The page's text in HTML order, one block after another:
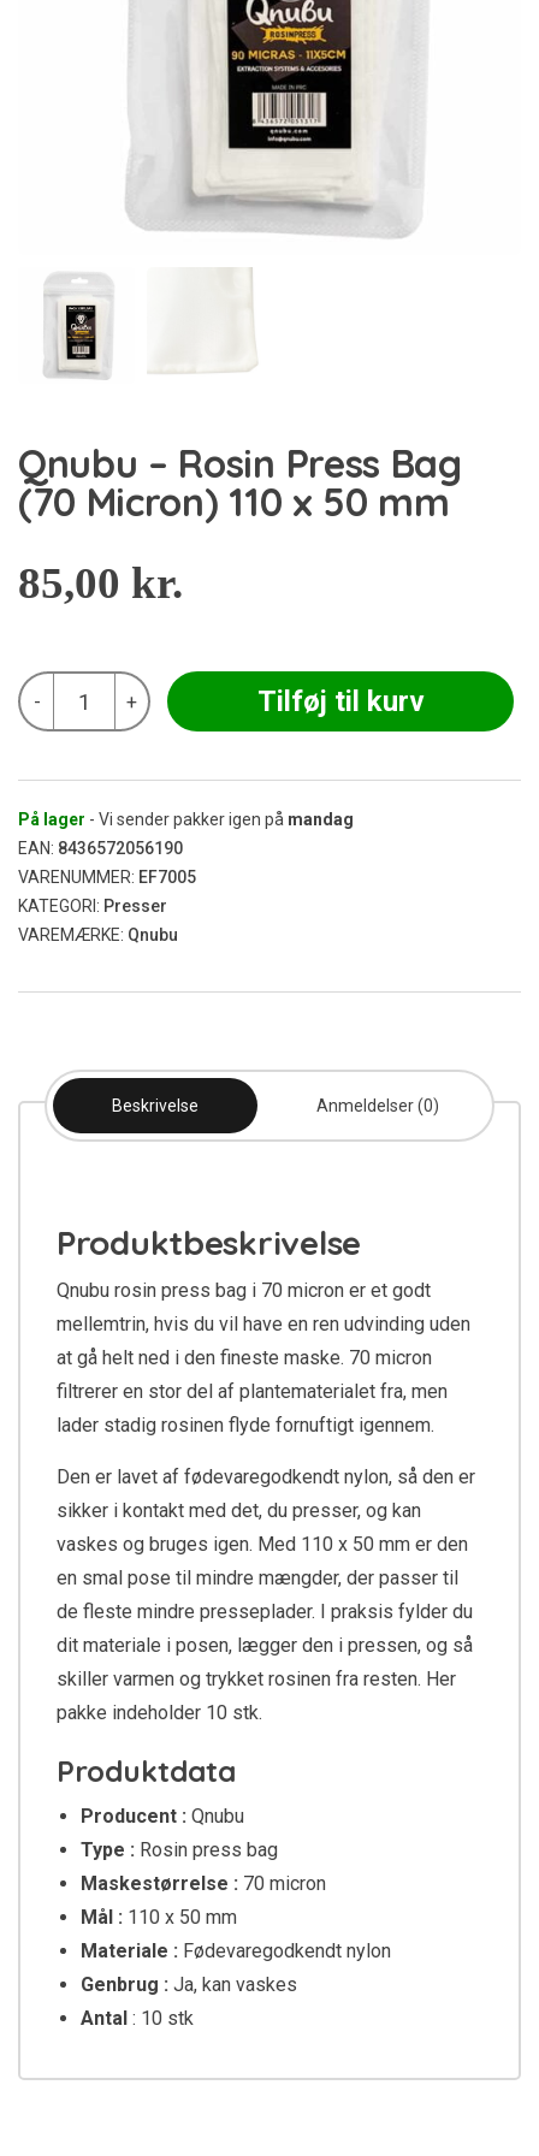
Qnubu – Rosin Press Bag
(70 Micron) 110 x 50 mm
85,00 kr.
-
Qnubu
Rosin
Micron)
110
x
50
mm
antal
+ Tilføj til kurv
På lager - Vi sender pakker igen på mandag
EAN: 8436572056190
VARENUMMER: EF7005
KATEGORI: Presser
VAREMÆRKE: Qnubu
Beskrivelse Anmeldelser (0)
Produktbeskrivelse
Qnubu rosin press bag i 70 micron er et godt
mellemtrin, hvis du vil have en ren udvinding uden
at gå helt ned i den fineste maske. 70 micron
filtrerer en stor del af plantematerialet fra, men
lader stadig rosinen flyde fornuftigt igennem.
Den er lavet af fødevaregodkendt nylon, så den er
sikker i kontakt med det, du presser, og kan
vaskes og bruges igen. Med 110 x 50 mm er den
en smal pose til mindre mængder, der passer til
de fleste mindre presseplader. I praksis fylder du
dit materiale i posen, lægger den i pressen, og så
skiller varmen og trykket rosinen fra resten. Her
pakke indeholder 10 stk.
Produktdata
Producent : Qnubu
Type : Rosin press bag
Maskestørrelse : 70 micron
Mål : 110 x 50 mm
Materiale : Fødevaregodkendt nylon
Genbrug : Ja, kan vaskes
Antal : 10 stk